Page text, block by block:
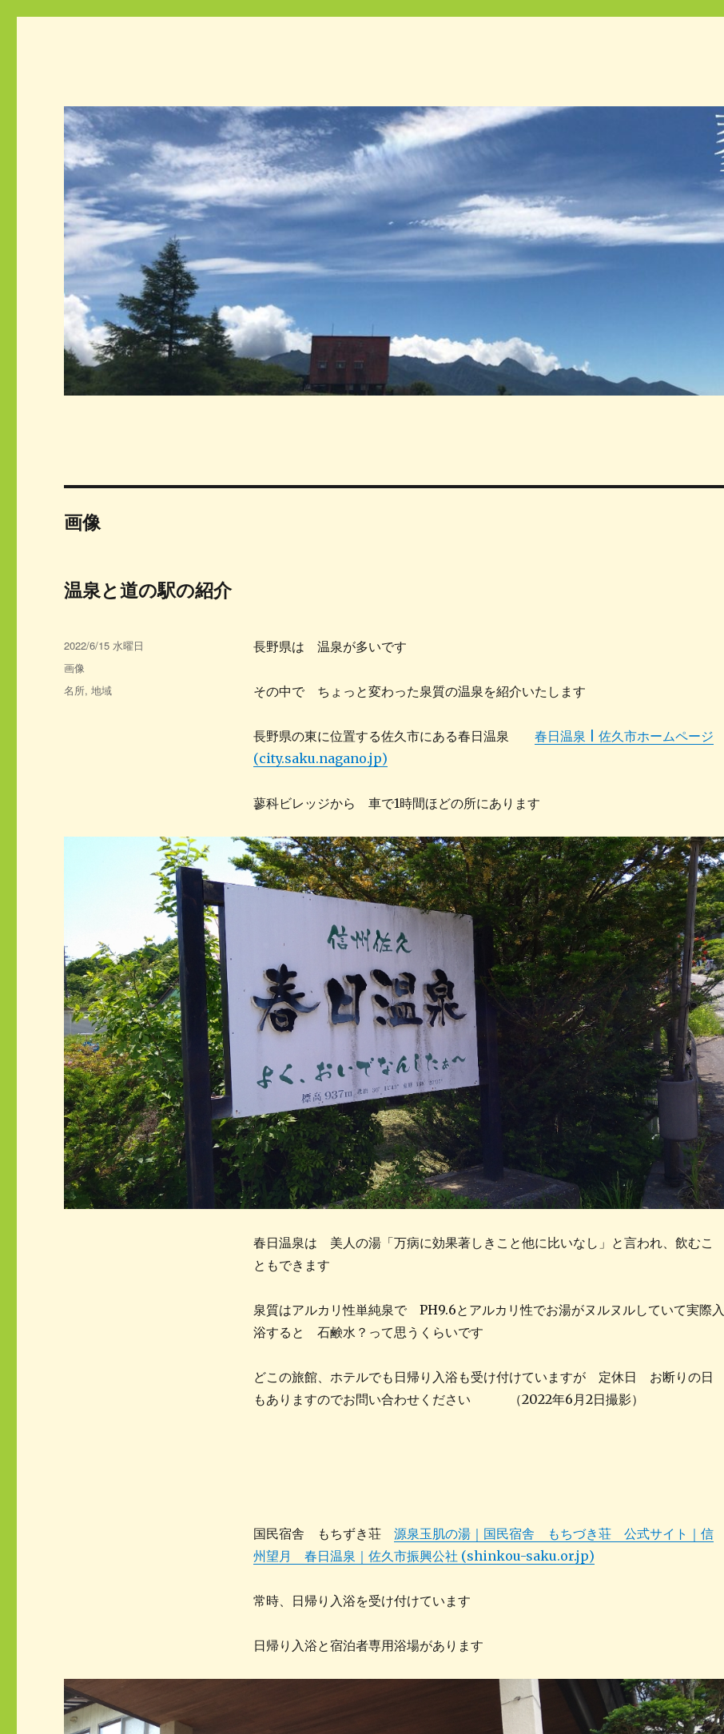
蓼科日記
画像
温泉と道の駅の紹介
長野県は 温泉が多いです
その中で ちょっと変わった泉質の温泉を紹介いたします
長野県の東に位置する佐久市にある春日温泉 春日温泉 | 佐久市ホームページ
(city.saku.nagano.jp)
蓼科ビレッジから 車で1時間ほどの所にあります
春日温泉は 美人の湯「万病に効果著しきこと他に比いなし」と言われ、飲むこ
ともできます
泉質はアルカリ性単純泉で PH9.6とアルカリ性でお湯がヌルヌルしていて実際入
浴すると 石鹸水？って思うくらいです
どこの旅館、ホテルでも日帰り入浴も受け付けていますが 定休日 お断りの日
もありますのでお問い合わせください （2022年6月2日撮影）
国民宿舎 もちずき荘 源泉玉肌の湯｜国民宿舎 もちづき荘 公式サイト｜信
州望月 春日温泉｜佐久市振興公社 (shinkou-saku.or.jp)
常時、日帰り入浴を受け付けています
日帰り入浴と宿泊者専用浴場があります
投
稿
日:
2022/6/15 水曜日
フ
ォ
ー
画像
カ
名所,地域